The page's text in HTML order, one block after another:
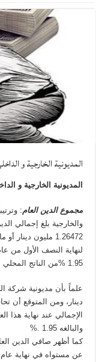
المديونية الخارجية و
المديونية الخارجية و
مجموع الدين العام:
1.95 %من الناتج المحلي الإجمالي في نهاية عام 2016 .
دينار، ومن المتوقع أن
الإجمالي عند نهاية هذا
والبالغه 1.95 .%